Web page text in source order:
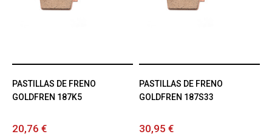
PASTILLAS DE FRENO
GOLDFREN 187K5
20,76 €
PASTILLAS DE FRENO
GOLDFREN 187S33
30,95 €